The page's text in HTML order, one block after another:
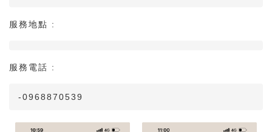
服務地點 :
服務電話 :
-0968870539